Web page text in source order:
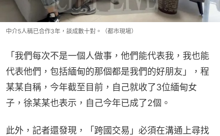
中介5人稱已合作3年，談成數十對。（都市現場）
「我們每次不是一個人做事，他們能代表我，我也能
代表他們，包括緬甸的那個都是我們的好朋友」，程
某某自稱，今年截至目前，自己就收了3位緬甸女
子，徐某某也表示，自己今年已成了2個。
此外，記者還發現，「跨國交易」必須在溝通上尋找